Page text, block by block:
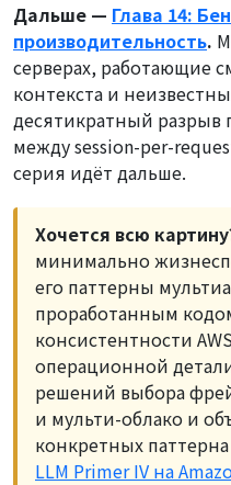
Дальше — Глава 14:
производительность.
серверах, работающие
контекста и
десятикратный разрыв
между session-per-
серия идёт дальше.
Хочется всю
минимально
его паттерны
проработанным
консистентности
операционной
решений выбора
и мульти-облако и
конкретных
LLM Primer IV на